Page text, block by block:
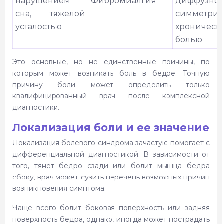
сна, тяжелой
усталостью
болью
Это основные, но не единственные причины, по
которым может возникать боль в бедре. Точную
причину боли может определить только
квалифицированный врач после комплексной
диагностики.
Локализация боли и ее значение
Локализация болевого синдрома зачастую помогает с
дифференциальной диагностикой. В зависимости от
того, тянет бедро сзади или болит мышца бедра
сбоку, врач может сузить перечень возможных причин
возникновения симптома.
Чаще всего болит боковая поверхность или задняя
поверхность бедра, однако, иногда может пострадать